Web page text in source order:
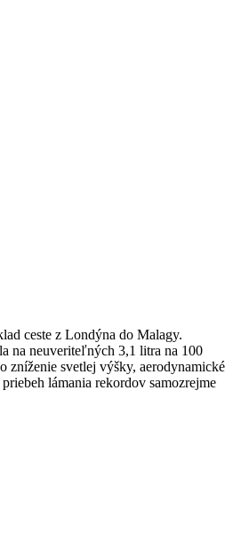
ceste z Londýna do Malagy.
na neuveriteľných 3,1 litra na 100
zníženie svetlej výšky, aerodynamické
lámania rekordov samozrejme